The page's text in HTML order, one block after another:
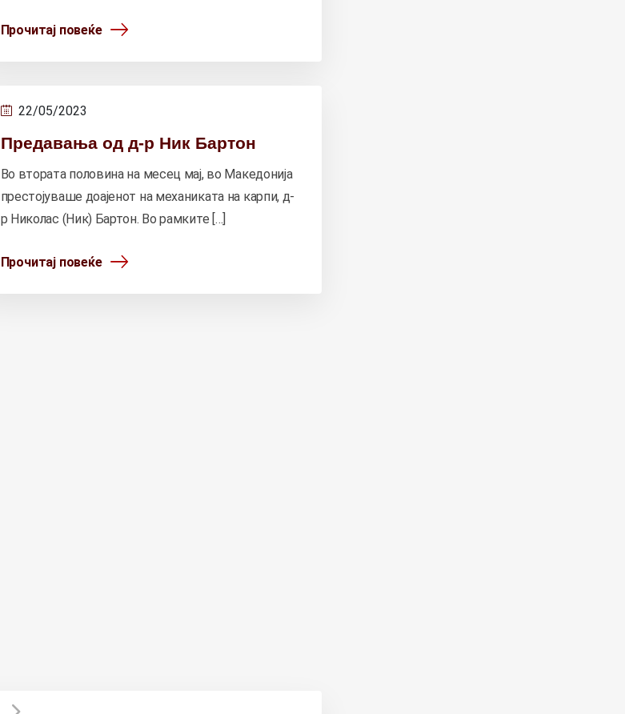
Прочитај повеќе
22/05/2023
Предавања од д-р Ник Бартон
Во втората половина на месец мај, во Македонија
престојуваше доајенот на механиката на карпи, д-
р Николас (Ник) Бартон. Во рамките […]
Прочитај повеќе